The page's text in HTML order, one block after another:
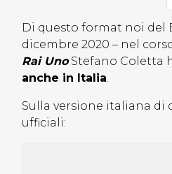
Di questo format noi del
dicembre 2020 – nel
Rai UnoStefano Coletta
anche in Italia.
Sulla versione italiana
ufficiali: